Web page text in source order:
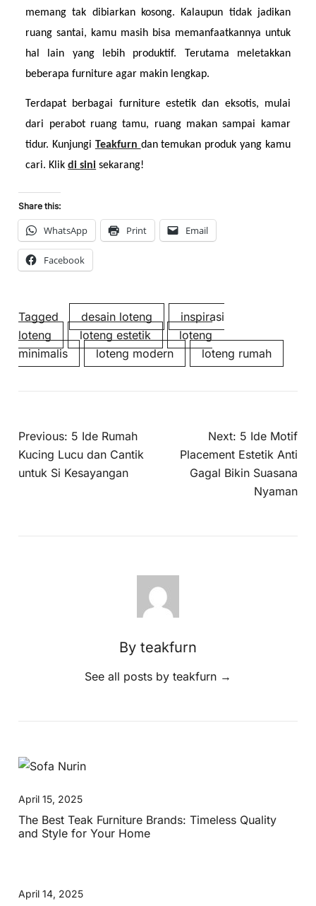
memang tak dibiarkan kosong. Kalaupun tidak jadikan
ruang santai, kamu masih bisa memanfaatkannya untuk
hal lain yang lebih produktif. Terutama meletakkan
beberapa furniture agar makin lengkap.
Terdapat berbagai furniture estetik dan eksotis, mulai
dari perabot ruang tamu, ruang makan sampai kamar
tidur. Kunjungi Teakfurn dan temukan produk yang kamu
cari. Klik di sini sekarang!
Share this:
WhatsApp Print Email
Facebook
Tagged desain loteng
inspirasi
loteng
loteng estetik
loteng
minimalis
loteng modern loteng rumah
Previous: 5 Ide Rumah
Kucing Lucu dan Cantik
untuk Si Kesayangan
Next: 5 Ide Motif
Placement Estetik Anti
Gagal Bikin Suasana
Nyaman
By teakfurn
See all posts by teakfurn →
April 15, 2025
The Best Teak Furniture Brands: Timeless Quality
and Style for Your Home
April 14, 2025